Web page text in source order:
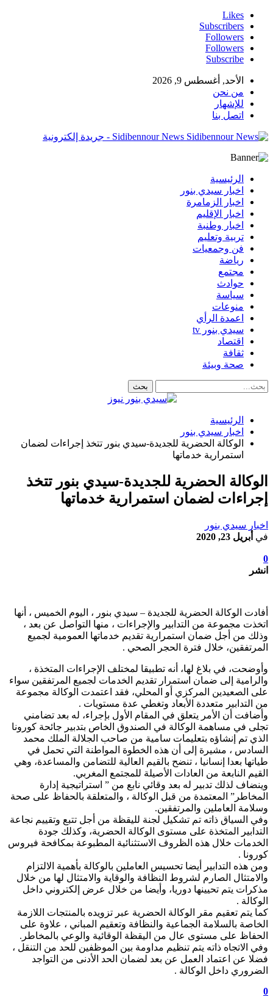
Likes
Subscribers
Followers
Followers
Subscribe
الأحد, أغسطس 9, 2026
من نحن
للإشهار
اتصل بنا
Sidibennour News - جريدة إلكترونية
الرئيسية
اخبار سيدي بنور
اخبار الزمامرة
اخبار الإقليم
اخبار وطنبة
تربية وتعليم
فن وجمعيات
رياضة
مجتمع
حوادث
سياسة
منوعات
اعمدة الرأي
سيدي بنور tv
اقتصاد
ثقافة
صحة وبيئة
الرئيسية
اخبار سيدي بنور
الوكالة الحضرية للجديدة-سيدي بنور تتخذ إجراءات لضمان
استمرارية خدماتها
الوكالة الحضرية للجديدة-سيدي بنور تتخذ
إجراءات لضمان استمرارية خدماتها
اخبار سيدي بنور
في أبريل 23, 2020
0
انشر
أفادت الوكالة الحضرية للجديدة – سيدي بنور ، اليوم الخميس ، أنها
اتخذت مجموعة من التدابير والإجراءات ، منها التواصل عن بعد ،
وذلك من أجل ضمان استمرارية تقديم خدماتها العمومية لجميع
المرتفقين، خلال فترة الحجر الصحي .
وأوضحت، في بلاغ لها، أنه تطبيقا لمختلف الإجراءات المتخذة ،
والرامية إلى ضمان استمرار تقديم الخدمات لجميع المرتفقين سواء
على الصعيدين المركزي أو المحلي، فقد اعتمدت الوكالة مجموعة
من التدابير متعددة الأبعاد وتغطي عدة مستويات .
وأضافت أن الأمر يتعلق في المقام الأول بإجراء، له بعد تضامني
تجلى في مساهمة الوكالة في الصندوق الخاص بتدبير جائحة كورونا
الذي تم إنشاؤه بتعليمات سامية من صاحب الجلالة الملك محمد
السادس ، مشيرة إلى أن هذه الخطوة المواطنة التي تحمل في
طياتها بعدا إنسانيا ، تنضح بالقيم العالية للتضامن والمساعدة، وهي
القيم النابعة من العادات الأصيلة للمجتمع المغربي.
وينضاف لذلك تدبير له بعد وقائي نابع من ” استراتيجية إدارة
المخاطر” المعتمدة من قبل الوكالة ، والمتعلقة بالحفاظ على صحة
وسلامة العاملين والمرتفقين.
وفي السياق ذاته تم تشكيل لجنة لليقظة من أجل تتبع وتقييم نجاعة
التدابير المتخذة على مستوى الوكالة الحضرية، وكذلك جودة
الخدمات خلال هذه الظروف الاستثنائية المطبوعة بمكافحة فيروس
كورونا .
ومن هذه التدابير أيضا تحسيس العاملين بالوكالة بأهمية الالتزام
والامتثال الصارم لشروط النظافة والوقاية والامتثال لها من خلال
مذكرات يتم تحيينها دوريا، وأيضا من خلال عرض إلكتروني داخل
الوكالة .
كما يتم تعقيم مقر الوكالة الحضرية عبر تزويده بالمنتجات اللازمة
الخاصة بالسلامة الجماعية والنظافة وتعقيم المباني ، علاوة على
الحفاظ على مستوى عال من اليقظة الوقائية والوعي بالمخاطر.
وفي الاتجاه ذاته يتم تنظيم مداومة بين الموظفين للحد من التنقل ،
فضلا عن اعتماد العمل عن بعد لضمان الحد الأدنى من التواجد
الضروري داخل الوكالة .
0